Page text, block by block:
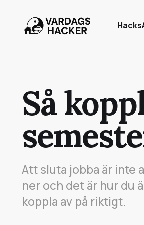
Hacks
Så
Att sluta jobba är inte
ner och det är hur du
koppla av på riktigt.